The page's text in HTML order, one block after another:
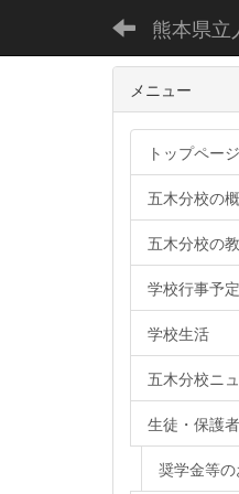
熊本県立
メニュー
トップページ
五木分校の
五木分校の
学校行事予定
学校生活
五木分校ニ
生徒・保護
奨学金等